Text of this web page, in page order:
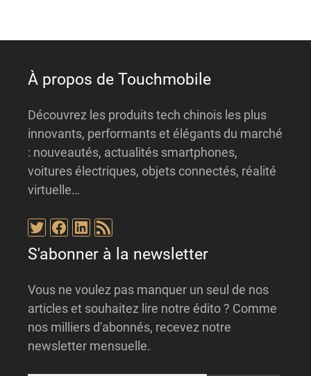
À propos de Touchmobile
Découvrez les produits tech chinois les plus
innovants, performants et élégants du marché
: nouveautés, actualités smartphones,
voitures électriques, objets connectés, réalité
virtuelle…
Twitter
Facebook
LinkedIn
Flux RSS
S'abonner à la newsletter
Vous ne voulez pas manquer un seul de nos
articles et souhaitez lire notre édito ? Comme
nos milliers d'abonnés, recevez notre
newsletter mensuelle.